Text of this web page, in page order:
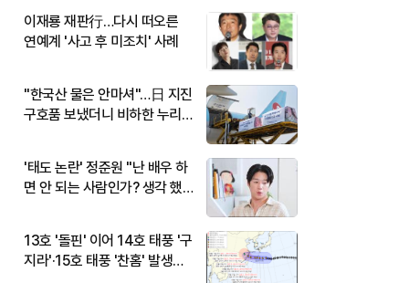
이재룡 재판行…다시 떠오른
연예계 '사고 후 미조치' 사례
"한국산 물은 안마셔"…日 지진
구호품 보냈더니 비하한 누리
'태도 논란' 정준원 "난 배우 하
면 안 되는 사람인가? 생각 했
13호 '돌핀' 이어 14호 태풍 '구
지라'·15호 태풍 '찬홈' 발생…